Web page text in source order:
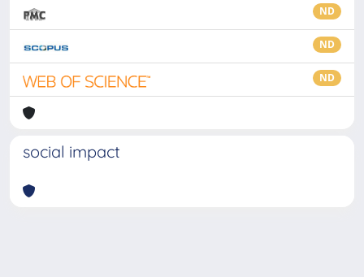
ND
ND
ND
social impact